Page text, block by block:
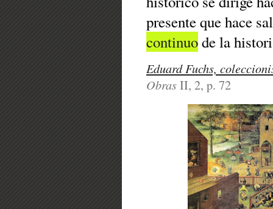
presente que hace
continuode la
Eduard Fuchs,
ObrasII, 2, p. 72